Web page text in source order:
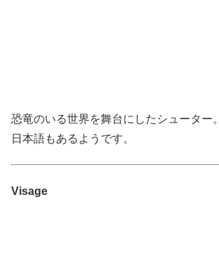
恐竜のいる世界を舞台にしたシューター。
日本語もあるようです。
Visage